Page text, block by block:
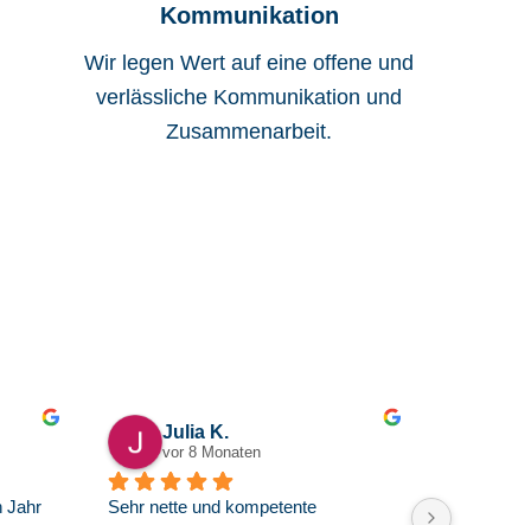
Kommunikation
Wir legen Wert auf eine offene und
verlässliche Kommunikation und
Zusammenarbeit.
mit
K. W.
letztes Jahr
Herr Reininghaus hat mich in